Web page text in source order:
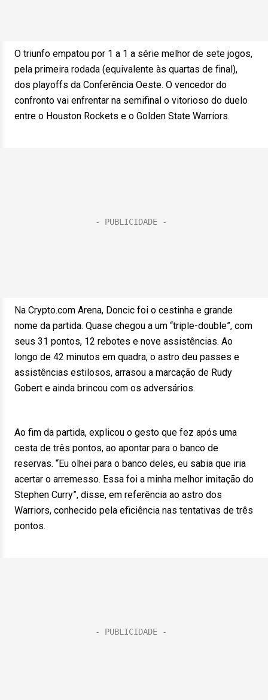
O triunfo empatou por 1 a 1 a série melhor de sete jogos,
pela primeira rodada (equivalente às quartas de final),
dos playoffs da Conferência Oeste. O vencedor do
confronto vai enfrentar na semifinal o vitorioso do duelo
entre o Houston Rockets e o Golden State Warriors.
Na Crypto.com Arena, Doncic foi o cestinha e grande
nome da partida. Quase chegou a um “triple-double”, com
seus 31 pontos, 12 rebotes e nove assistências. Ao
longo de 42 minutos em quadra, o astro deu passes e
assistências estilosos, arrasou a marcação de Rudy
Gobert e ainda brincou com os adversários.
Ao fim da partida, explicou o gesto que fez após uma
cesta de três pontos, ao apontar para o banco de
reservas. “Eu olhei para o banco deles, eu sabia que iria
acertar o arremesso. Essa foi a minha melhor imitação do
Stephen Curry”, disse, em referência ao astro dos
Warriors, conhecido pela eficiência nas tentativas de três
pontos.